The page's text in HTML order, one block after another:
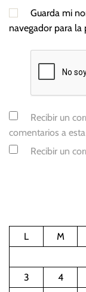
Guarda mi
navegador para
Recibir un
comentarios a
Recibir un
L
M
3
4